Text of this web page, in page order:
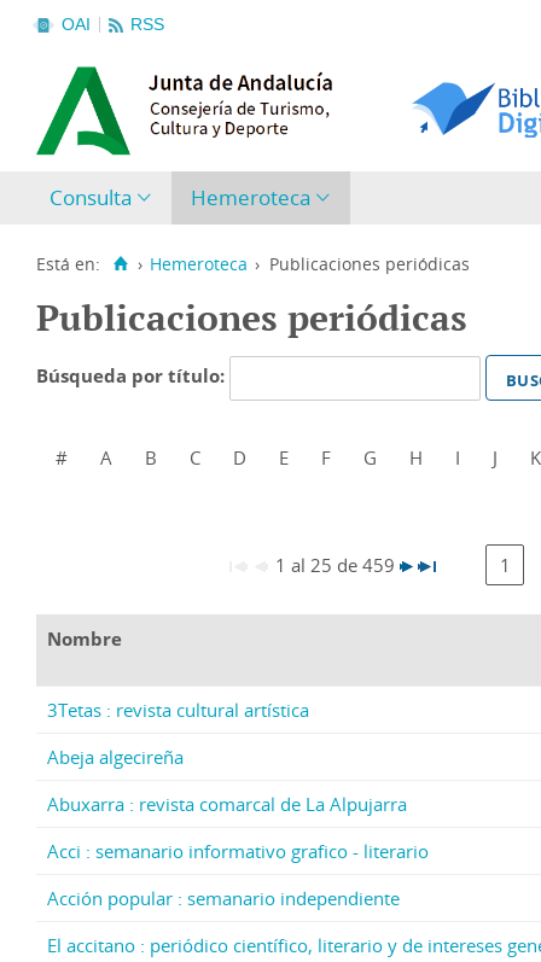
OAI RSS
Consulta Hemeroteca
Está en: › Hemeroteca › Publicaciones periódicas
Publicaciones periódicas
Búsqueda por título:
# A B C D E F G H I J K
1 al 25 de 459 1
Nombre
3Tetas : revista cultural artística
Abeja algecireña
Abuxarra : revista comarcal de La Alpujarra
Acci : semanario informativo grafico - literario
Acción popular : semanario independiente
El accitano : periódico científico, literario y de intereses